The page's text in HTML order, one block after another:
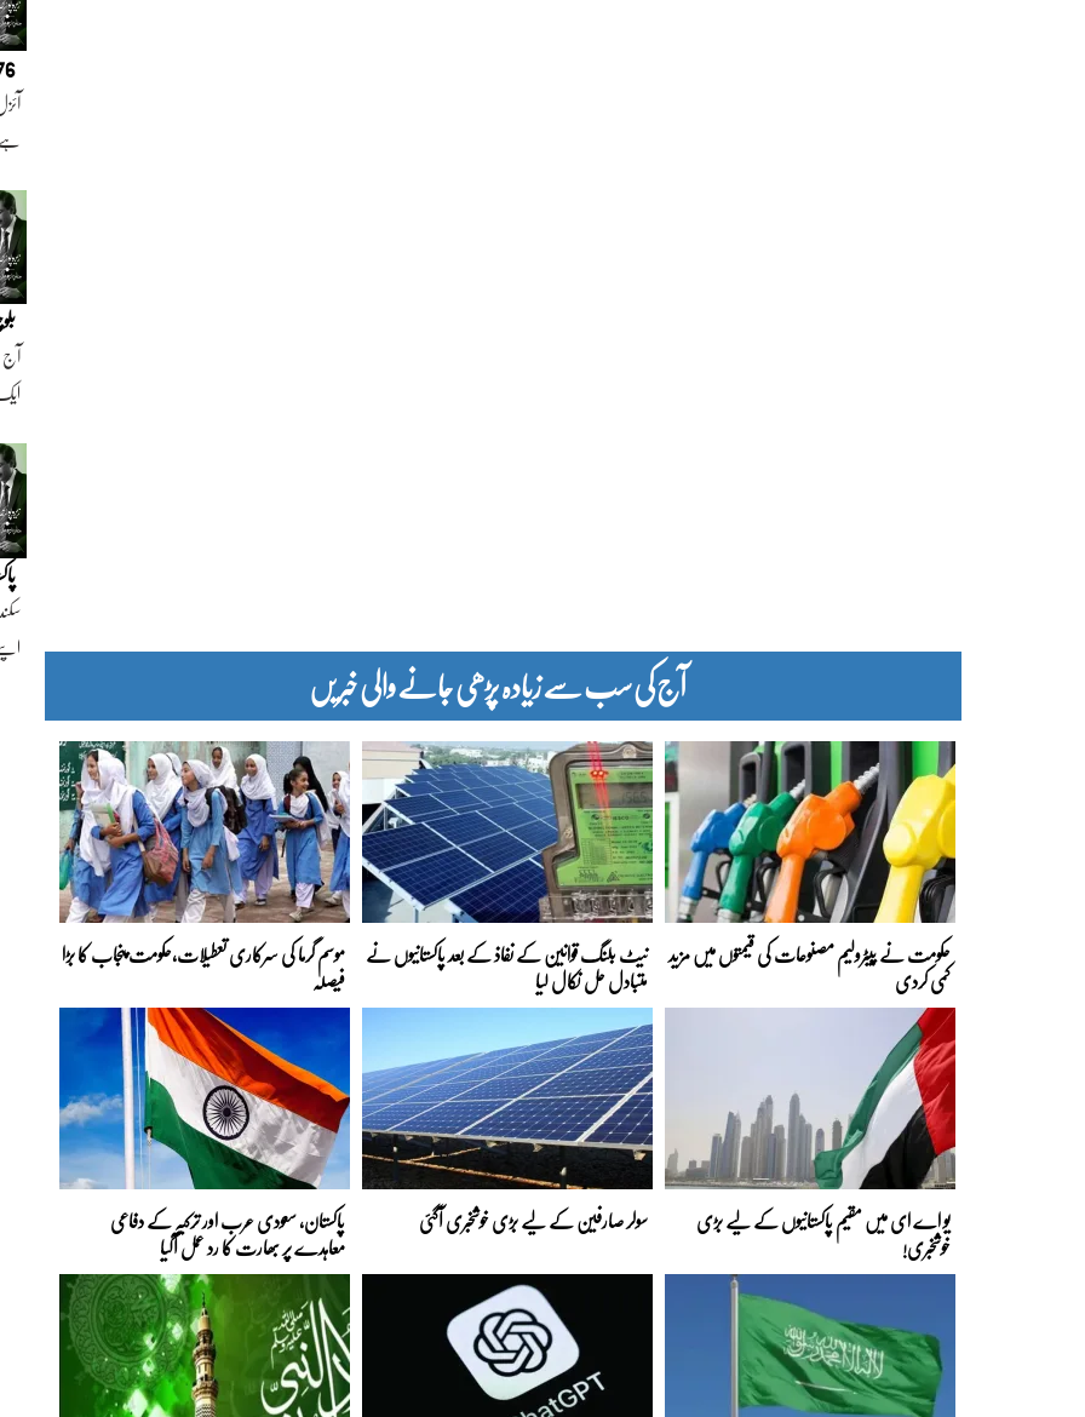
آج کی سب سے زیادہ پڑھی جانے والی خبریں
حکومت نے پیٹرولیم مصنوعات کی قیمتوں میں مزید
کمی کردی
نیٹ بلنگ قوانین کے نفاذ کے بعد پاکستانیوں نے
متبادل حل نکال لیا
موسم گرما کی سرکاری تعطیلات،حکومت پنجاب کا بڑا
فیصلہ
یو اے ای میں مقیم پاکستانیوں کے لیے بڑی
خوشخبری!
سولر صارفین کے لیے بڑی خوشخبری آگئی پاکستان، سعودی عرب اور ترکیہ کے دفاعی
معاہدے پر بھارت کا رد عمل آگیا